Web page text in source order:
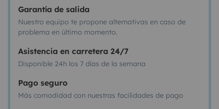
Garantía de salida
Nuestro equipo te propone alternativas en caso de
problema en último momento.
Asistencia en carretera 24/7
Disponible 24h los 7 días de la semana
Pago seguro
Más comodidad con nuestras facilidades de pago